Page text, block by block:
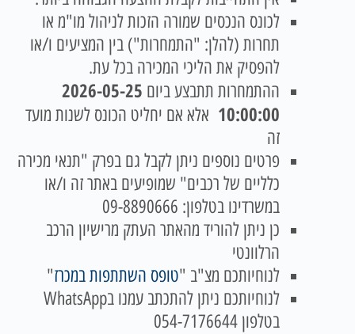
לכונס הנכסים שמורה הזכות לניהול מו"מ או
תחרות (להלן: "התמחרות") בין המציעים ו/או
להפסיק את הליכי המכירה בכל עת.
ההתמחרות תתבצע ביום 2026-05-25
10:00:00 אלא אם יחליט הכונס לשנות מועד
זה
פרטים נוספים ניתן לקבל גם בפרק "תנאי מכירה
כלליים של רכבים" שמופיעים באתר זה ו/או
במשרדינו בטלפון: 09-8890666
כן ניתן להוריד מהאתר העתק מרישיון הרכב
הרלוונטי
לנוחיותכם מצ"ב "טופס השתתפות במכרז"
לנוחיותכם ניתן להתכתב עמנו בWhatsApp
בטלפון 054-7176644